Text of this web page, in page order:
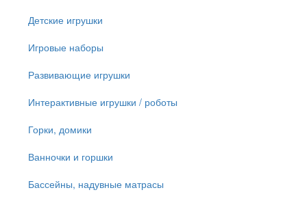
Детские игрушки
Игровые наборы
Развивающие игрушки
Интерактивные игрушки / роботы
Горки, домики
Ванночки и горшки
Бассейны, надувные матрасы